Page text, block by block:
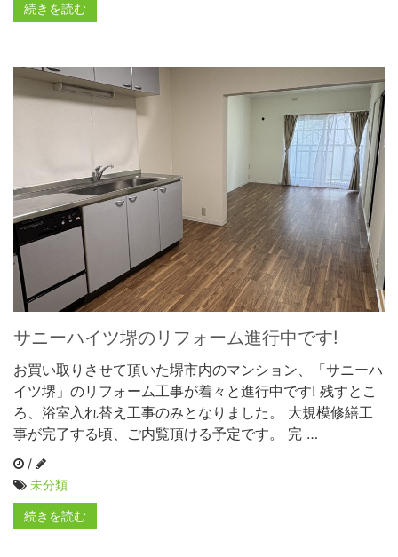
続きを読む
サニーハイツ堺のリフォーム進行中です!
お買い取りさせて頂いた堺市内のマンション、「サニーハ
イツ堺」のリフォーム工事が着々と進行中です! 残すとこ
ろ、浴室入れ替え工事のみとなりました。 大規模修繕工
事が完了する頃、ご内覧頂ける予定です。 完 …
/
未分類
続きを読む